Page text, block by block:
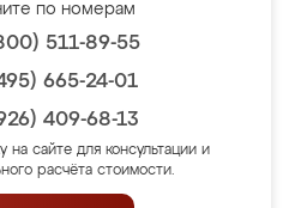
по номерам
511-89-55
665-24-01
409-68-13
на сайте для консультации и
расчёта стоимости.